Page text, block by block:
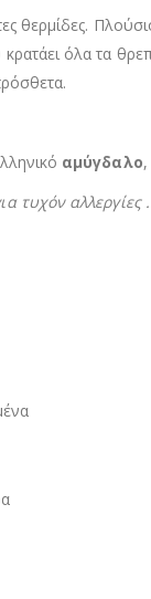
θερμίδες.
όλα τα
αμύγδαλο,
τυχόν αλλεργίες .